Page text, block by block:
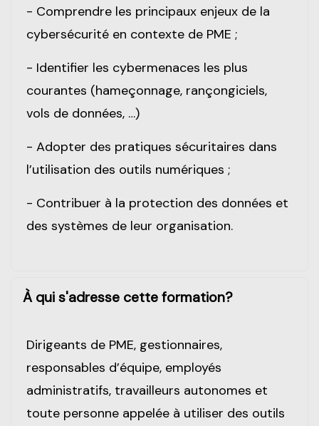
- Comprendre les principaux enjeux de la
cybersécurité en contexte de PME ;
- Identifier les cybermenaces les plus
courantes (hameçonnage, rançongiciels,
vols de données, …)
- Adopter des pratiques sécuritaires dans
l’utilisation des outils numériques ;
- Contribuer à la protection des données et
des systèmes de leur organisation.
À qui s'adresse cette formation?
Dirigeants de PME, gestionnaires,
responsables d’équipe, employés
administratifs, travailleurs autonomes et
toute personne appelée à utiliser des outils